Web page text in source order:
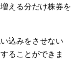
える分だけ株券を
込みをさせない
ることができま